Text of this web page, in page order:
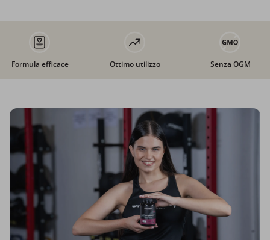
Formula efficace Ottimo utilizzo Senza OGM